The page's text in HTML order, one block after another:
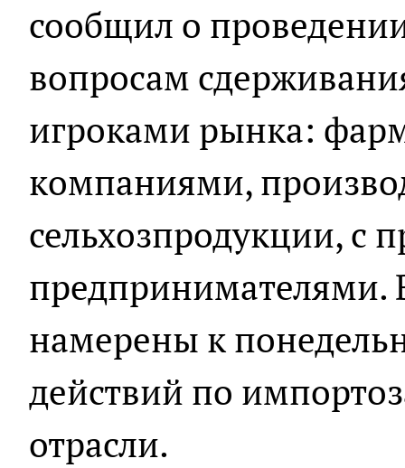
сообщил о
вопросам
игроками рынка:
компаниями,
сельхозпродукции,
предпринимателями.
намерены к
действий по
отрасли.